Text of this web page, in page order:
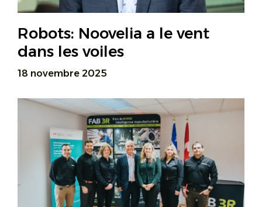
Robots: Noovelia a le vent
dans les voiles
18 novembre 2025